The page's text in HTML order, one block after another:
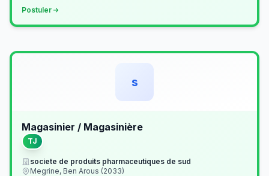
Postuler
s
Magasinier / Magasinière
TJ
societe de produits pharmaceutiques de sud
Megrine, Ben Arous (2033)